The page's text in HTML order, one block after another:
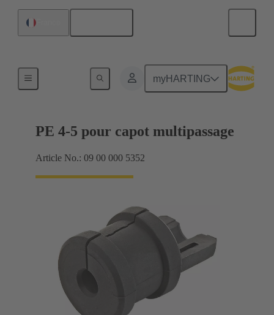
myHARTING
PE 4-5 pour capot multipassage
Article No.: 09 00 000 5352